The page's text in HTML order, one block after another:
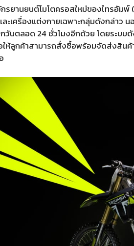
ยานยนต์โมโตครอสใหม่ของไทรอัมพ์
ละเครื่องแต่งกายเฉพาะกลุ่มดังกล่าว
นตลอด 24 ชั่วโมงอีกด้วย โดยระบบดั
ห้ลูกค้าสามารถสั่งซื้อพร้อมจัดส่งสิน